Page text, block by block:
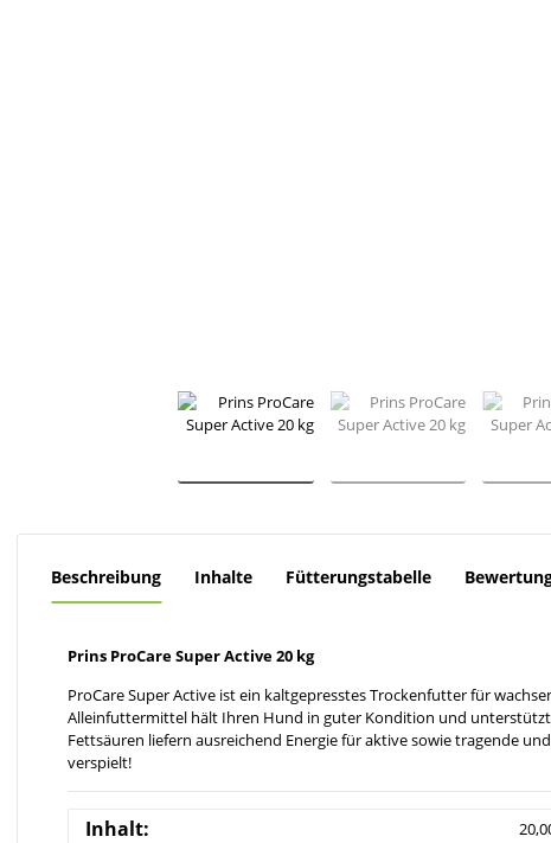
Beschreibung Inhalte Fütterungstabelle
Prins ProCare Super Active 20 kg
ProCare Super Active ist ein kaltgepresstes Trockenfutter für
Alleinfuttermittel hält Ihren Hund in guter Kondition und unterstützt
Fettsäuren liefern ausreichend Energie für aktive sowie tragende
verspielt!
Inhalt: